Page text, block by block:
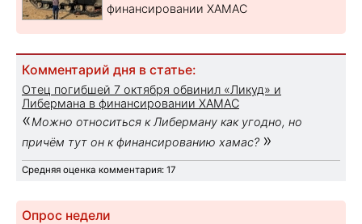
финансировании ХАМАС
Комментарий дня в статье:
Отец погибшей 7 октября обвинил «Ликуд» и
Либермана в финансировании ХАМАС
«Можно относиться к Либерману как угодно, но
причём тут он к финансированию хамас? »
Средняя оценка комментария: 17
Опрос недели